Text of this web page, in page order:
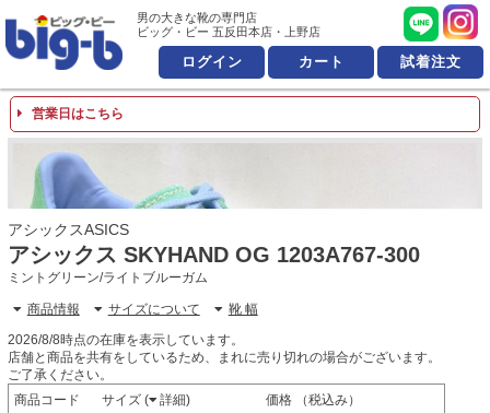
男の大きな靴の専門店 ビッ
男の大きな靴の専門店
ビッグ・ビー 五反田本店・上野店
ログイン カート 試着注文
営業日はこちら
アシックスASICS
アシックス SKYHAND OG 1203A767-300
ミントグリーン/ライトブルーガム
商品情報 サイズについて 靴 幅
2026/8/8時点の在庫を表示しています。
店舗と商品を共有をしているため、まれに売り切れの場合がございます。
ご了承ください。
商品コード
サイズ ( 詳細) 価格 （税込み）